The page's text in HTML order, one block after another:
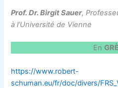
Prof. Dr. Birgit Sauer,
à l’Université de Vienne
En
https://www.robert-
schuman.eu/fr/doc/divers/